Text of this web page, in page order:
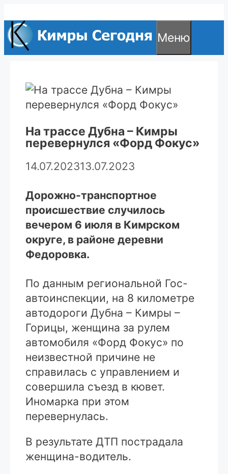
к
содержимому
Меню
На трассе Дубна – Кимры
перевернулся «Форд Фокус»
14.07.202313.07.2023
Дорожно-транспортное
происшествие случилось
вечером 6 июля в Кимрском
округе, в районе деревни
Федоровка.
По данным региональной Гос-
автоинспекции, на 8 километре
автодороги Дубна – Кимры –
Горицы, женщина за рулем
автомобиля «Форд Фокус» по
неизвестной причине не
справилась с управлением и
совершила съезд в кювет.
Иномарка при этом
перевернулась.
В результате ДТП пострадала
женщина-водитель.